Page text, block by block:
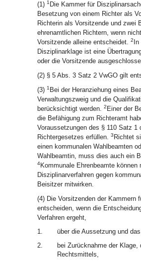
(1) 1 Die Kammer für
Besetzung von einem Richter als
Richterin als Vorsitzende und zwei
ehrenamtlichen Richtern, wenn
Vorsitzende alleine entscheidet. 2
Disziplinarklage ist eine
oder die Vorsitzende
(2) § 5 Abs. 3 Satz 2 VwGO gilt
(3) 1 Bei der Heranziehung eines
Verwaltungszweig und die
berücksichtigt werden. 2 Einer der
die Befähigung zum Richteramt
Voraussetzungen des § 110 Satz 1
Richtergesetzes erfüllen. 3 Richtet
einen kommunalen Wahlbeamten
Wahlbeamtin, muss dies auch ein
4Kommunale Ehrenbeamte können
Disziplinarverfahren gegen
Beisitzer mitwirken.
(4) Die Vorsitzenden der Kammern
entscheiden, wenn die
Verfahren ergeht,
1.
über die Aussetzung und
2.
bei Zurücknahme der Klage,
Rechtsmittels,